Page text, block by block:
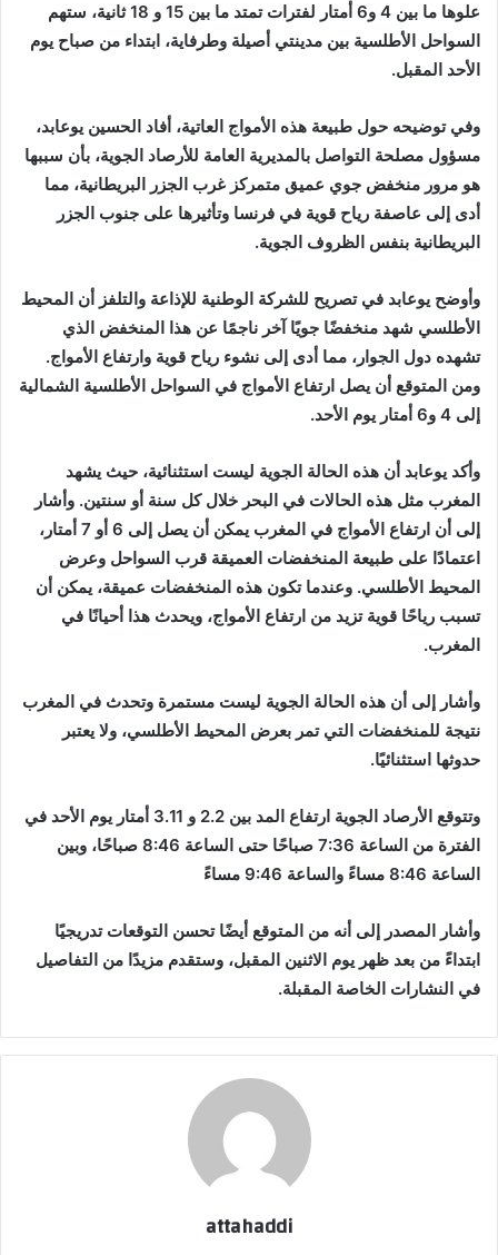
علوها ما بين 4 و6 أمتار لفترات تمتد ما بين 15 و 18 ثانية، ستهم
السواحل الأطلسية بين مدينتي أصيلة وطرفاية، ابتداء من صباح يوم
الأحد المقبل.
وفي توضيحه حول طبيعة هذه الأمواج العاتية، أفاد الحسين يوعابد،
مسؤول مصلحة التواصل بالمديرية العامة للأرصاد الجوية، بأن سببها
هو مرور منخفض جوي عميق متمركز غرب الجزر البريطانية، مما
أدى إلى عاصفة رياح قوية في فرنسا وتأثيرها على جنوب الجزر
البريطانية بنفس الظروف الجوية.
وأوضح يوعابد في تصريح للشركة الوطنية للإذاعة والتلفز أن المحيط
الأطلسي شهد منخفضًا جويًا آخر ناجمًا عن هذا المنخفض الذي
تشهده دول الجوار، مما أدى إلى نشوء رياح قوية وارتفاع الأمواج.
ومن المتوقع أن يصل ارتفاع الأمواج في السواحل الأطلسية الشمالية
إلى 4 و6 أمتار يوم الأحد.
وأكد يوعابد أن هذه الحالة الجوية ليست استثنائية، حيث يشهد
المغرب مثل هذه الحالات في البحر خلال كل سنة أو سنتين. وأشار
إلى أن ارتفاع الأمواج في المغرب يمكن أن يصل إلى 6 أو 7 أمتار،
اعتمادًا على طبيعة المنخفضات العميقة قرب السواحل وعرض
المحيط الأطلسي. وعندما تكون هذه المنخفضات عميقة، يمكن أن
تسبب رياحًا قوية تزيد من ارتفاع الأمواج، ويحدث هذا أحيانًا في
المغرب.
وأشار إلى أن هذه الحالة الجوية ليست مستمرة وتحدث في المغرب
نتيجة للمنخفضات التي تمر بعرض المحيط الأطلسي، ولا يعتبر
حدوثها استثنائيًا.
وتتوقع الأرصاد الجوية ارتفاع المد بين 2.2 و 3.11 أمتار يوم الأحد في
الفترة من الساعة 7:36 صباحًا حتى الساعة 8:46 صباحًا، وبين
الساعة 8:46 مساءً والساعة 9:46 مساءً
وأشار المصدر إلى أنه من المتوقع أيضًا تحسن التوقعات تدريجيًا
ابتداءً من بعد ظهر يوم الاثنين المقبل، وستقدم مزيدًا من التفاصيل
في النشارات الخاصة المقبلة.
attahaddi